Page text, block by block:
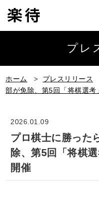
プレ
ホーム > プレスリリース
部が免除、第5回「将棋選
2026.01.09
プロ棋士に勝った
除、第5回「将棋
開催